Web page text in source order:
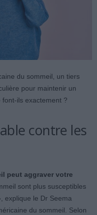
du sommeil, un tiers
pour maintenir un
ils exactement ?
contre les
peut aggraver votre
sont plus susceptibles
explique le Dr Seema
du sommeil. Selon